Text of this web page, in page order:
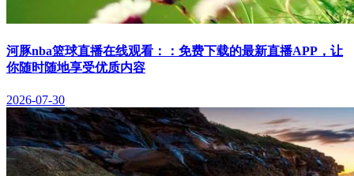
河豚nba篮球直播在线观看：：免费下载的最新直播APP，让
你随时随地享受优质内容
2026-07-30